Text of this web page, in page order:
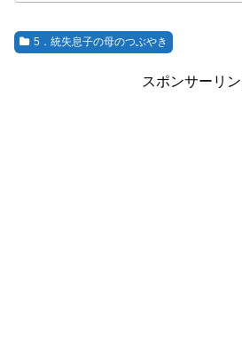
5．統失息子の母のつぶやき
スポンサーリ